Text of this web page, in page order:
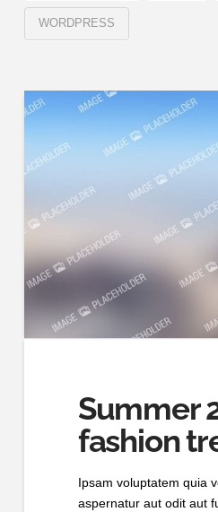
WORDPRESS
Summer
fashion
Ipsam voluptatem quia
aspernatur aut odit aut